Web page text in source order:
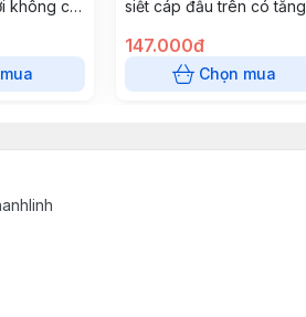
không có
siết cáp đầu trên có tăng
147.000đ
Chọn mua